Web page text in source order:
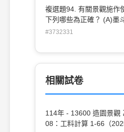
及雜物 (C)確認所有管線
置 (D)磚塊砌築時應保持
複選題94. 有關景觀施作
下列哪些為正確？ (A)墨
用棉線 (B)測定水平可使
圍水平定位利用水準儀最
#3732331
相關試卷
114年 - 13600 造園景觀
08：工料計算 1-66（